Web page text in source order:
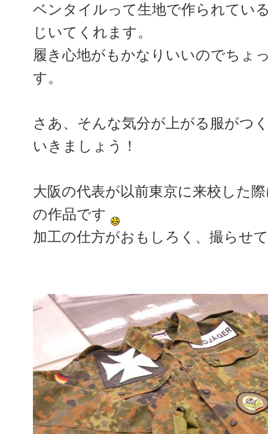
ベンタイルって生地で作られてい
じいてくれます。
履き心地がもかなりいいのでちょ
す。
さあ、そんな気分が上がる服がつ
いきましょう！
大阪の代表が以前東京に来校した
の作品です
加工の仕方がおもしろく、撮らせ